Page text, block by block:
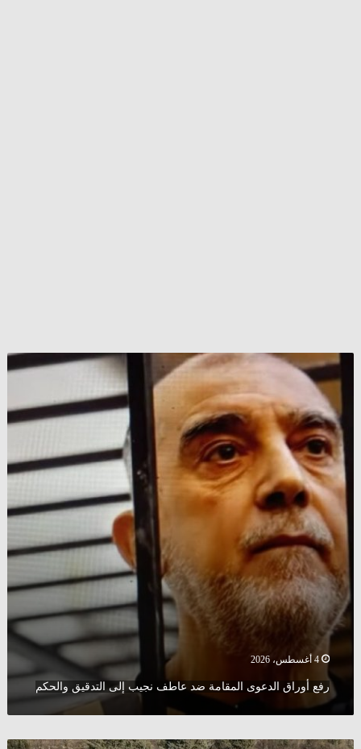
رفع
أوراق
الدعوى
المقامة
ضد
عاطف
نجيب
إلى
التدقيق
والحكم
4 أغسطس، 2026
رفع أوراق الدعوى المقامة ضد عاطف نجيب إلى التدقيق والحكم